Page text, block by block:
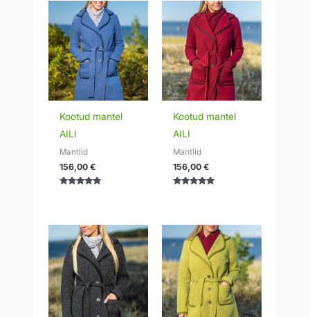
Kootud mantel
AILI
Mantlid
156,00€
Kootud mantel
AILI
Mantlid
156,00€